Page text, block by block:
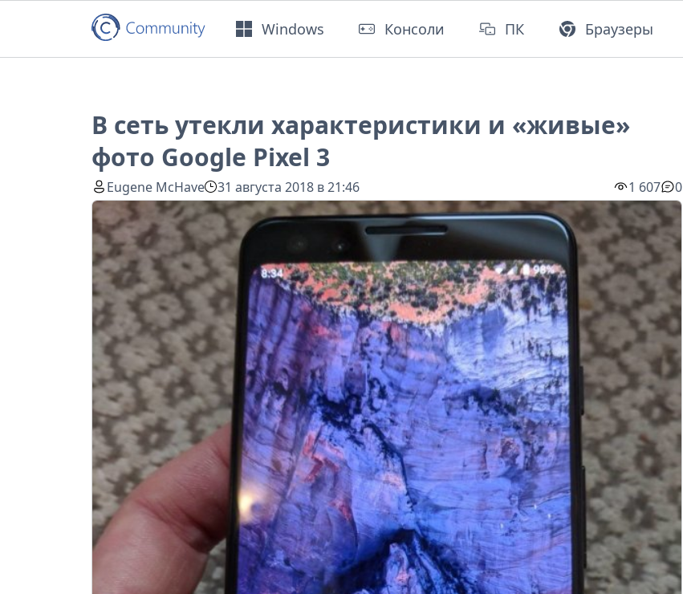
Windows Консоли ПК Браузеры
В сеть утекли характеристики и «живые»
фото Google Pixel 3
Eugene McHave 31 августа 2018 в 21:46 1 607 0